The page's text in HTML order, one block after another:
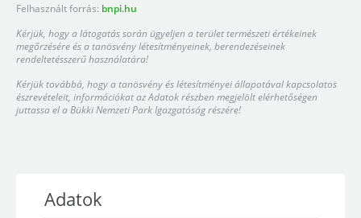
Felhasznált forrás: bnpi.hu
Kérjük, hogy a látogatás során ügyeljen a terület természeti értékeinek
megőrzésére és a tanösvény létesítményeinek, berendezéseinek
rendeltetésszerű használatára!
Kérjük továbbá, hogy a tanösvény és létesítményei állapotával kapcsolatos
észrevételeit, információkat az Adatok részben megjelölt elérhetőségen
juttassa el a Bükki Nemzeti Park Igazgatóság részére!
Adatok